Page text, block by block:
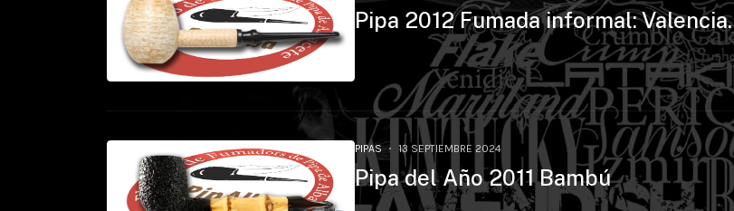
Pipa 2012 Fumada informal: Valencia.
PIPAS 13 SEPTIEMBRE 2024
Pipa del Año 2011 Bambú